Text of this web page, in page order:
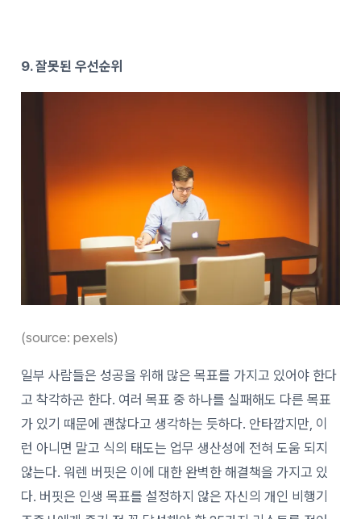
9. 잘못된 우선순위
(source: pexels)
일부 사람들은 성공을 위해 많은 목표를 가지고 있어야 한다
고 착각하곤 한다. 여러 목표 중 하나를 실패해도 다른 목표
가 있기 때문에 괜찮다고 생각하는 듯하다. 안타깝지만, 이
런 아니면 말고 식의 태도는 업무 생산성에 전혀 도움 되지
않는다. 워렌 버핏은 이에 대한 완벽한 해결책을 가지고 있
다. 버핏은 인생 목표를 설정하지 않은 자신의 개인 비행기